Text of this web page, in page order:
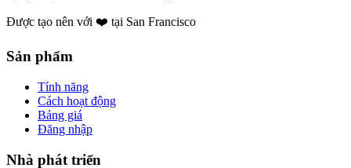
Được tạo nên với ❤️ tại San Francisco
Sản phẩm
Tính năng
Cách hoạt động
Bảng giá
Đăng nhập
Nhà phát triển